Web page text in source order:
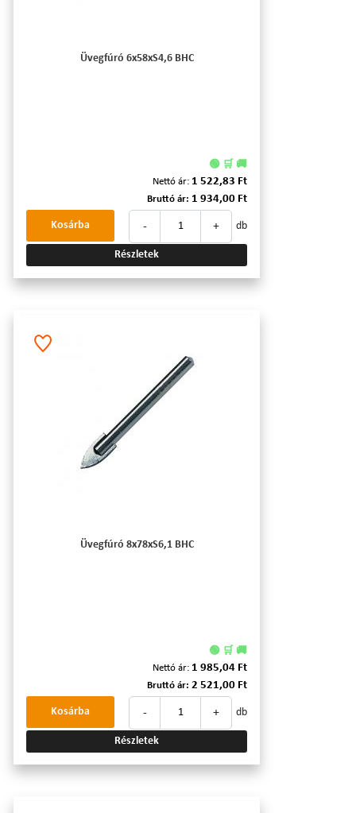
Üvegfúró 6x58xS4,6 BHC
🟢 🛒 🚚
Nettó ár: 1 522,83 Ft
Bruttó ár: 1 934,00 Ft
- + db
Kosárba
Részletek
Üvegfúró 8x78xS6,1 BHC
🟢 🛒 🚚
Nettó ár: 1 985,04 Ft
Bruttó ár: 2 521,00 Ft
- + db
Kosárba
Részletek